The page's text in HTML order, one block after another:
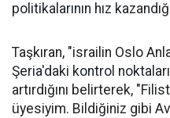
politikalarının hız
Taşkıran, "israilin Oslo
Şeria'daki kontrol
artırdığını belirterek,
üyesiyim. Bildiğiniz gibi